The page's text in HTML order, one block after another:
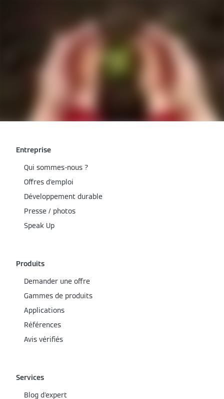
Entreprise
Qui sommes-nous ?
Offres d'emploi
Développement durable
Presse / photos
Speak Up
Produits
Demander une offre
Gammes de produits
Applications
Références
Avis vérifiés
Services
Blog d'expert